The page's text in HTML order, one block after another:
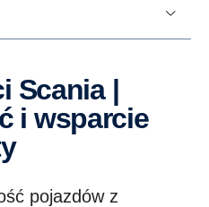
i wsparcie
pojazdów z